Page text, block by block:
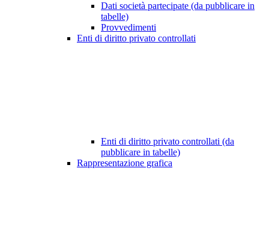
Dati società partecipate (da pubblicare in
tabelle)
Provvedimenti
Enti di diritto privato controllati
Enti di diritto privato controllati (da
pubblicare in tabelle)
Rappresentazione grafica